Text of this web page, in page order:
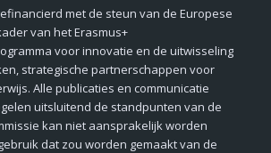
met de steun van de Europese
van het Erasmus+
voor innovatie en de uitwisseling
strategische partnerschappen voor
Alle publicaties en communicatie
uitsluitend de standpunten van de
kan niet aansprakelijk worden
dat zou worden gemaakt van de